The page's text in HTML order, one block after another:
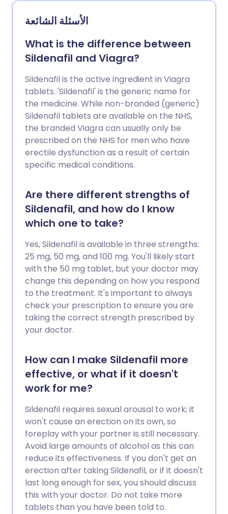
الأسئلة الشائعة
What is the difference between
Sildenafil and Viagra?
Sildenafil is the active ingredient in Viagra
tablets. 'Sildenafil' is the generic name for
the medicine. While non-branded (generic)
Sildenafil tablets are available on the NHS,
the branded Viagra can usually only be
prescribed on the NHS for men who have
erectile dysfunction as a result of certain
specific medical conditions.
Are there different strengths of
Sildenafil, and how do I know
which one to take?
Yes, Sildenafil is available in three strengths:
25 mg, 50 mg, and 100 mg. You'll likely start
with the 50 mg tablet, but your doctor may
change this depending on how you respond
to the treatment. It's important to always
check your prescription to ensure you are
taking the correct strength prescribed by
your doctor.
How can I make Sildenafil more
effective, or what if it doesn't
work for me?
Sildenafil requires sexual arousal to work; it
won't cause an erection on its own, so
foreplay with your partner is still necessary.
Avoid large amounts of alcohol as this can
reduce its effectiveness. If you don't get an
erection after taking Sildenafil, or if it doesn't
last long enough for sex, you should discuss
this with your doctor. Do not take more
tablets than you have been told to.